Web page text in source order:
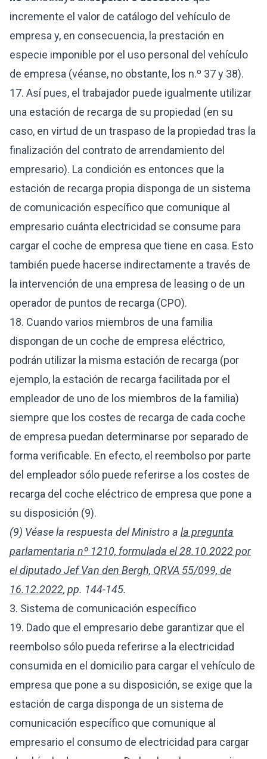
incremente el valor de catálogo del vehículo de
empresa y, en consecuencia, la prestación en
especie imponible por el uso personal del vehículo
de empresa (véanse, no obstante, los n.º 37 y 38).
17. Así pues, el trabajador puede igualmente utilizar
una estación de recarga de su propiedad (en su
caso, en virtud de un traspaso de la propiedad tras la
finalización del contrato de arrendamiento del
empresario). La condición es entonces que la
estación de recarga propia disponga de un sistema
de comunicación específico que comunique al
empresario cuánta electricidad se consume para
cargar el coche de empresa que tiene en casa. Esto
también puede hacerse indirectamente a través de
la intervención de una empresa de leasing o de un
operador de puntos de recarga (CPO).
18. Cuando varios miembros de una familia
dispongan de un coche de empresa eléctrico,
podrán utilizar la misma estación de recarga (por
ejemplo, la estación de recarga facilitada por el
empleador de uno de los miembros de la familia)
siempre que los costes de recarga de cada coche
de empresa puedan determinarse por separado de
forma verificable. En efecto, el reembolso por parte
del empleador sólo puede referirse a los costes de
recarga del coche eléctrico de empresa que pone a
su disposición (9).
(9) Véase la respuesta del Ministro a la pregunta
parlamentaria nº 1210, formulada el 28.10.2022 por
el diputado Jef Van den Bergh, QRVA 55/099, de
16.12.2022, pp. 144-145.
3. Sistema de comunicación específico
19. Dado que el empresario debe garantizar que el
reembolso sólo pueda referirse a la electricidad
consumida en el domicilio para cargar el vehículo de
empresa que pone a su disposición, se exige que la
estación de carga disponga de un sistema de
comunicación específico que comunique al
empresario el consumo de electricidad para cargar